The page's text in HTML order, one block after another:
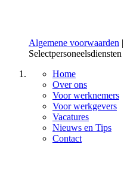
Algemene voorwaarden
Selectpersoneelsdiensten |
Home
Over ons
Voor werknemers
Voor werkgevers
Vacatures
Nieuws en Tips
Contact